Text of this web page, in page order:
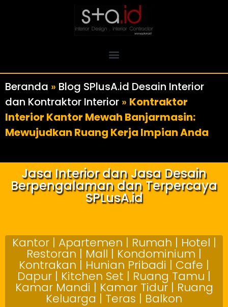
Beranda » Blog SPlusA.id Desain Interior
dan Kontraktor Interior » Kontraktor
Interior Kantor Mewah Banjarmasin:
Mewujudkan Ruang Kerja Impian Anda
Jasa Interior dan Jasa Desain
Berpengalaman dan Terpercaya
SPLusA.id
Kantor | Apartemen | Rumah | Hotel |
Restoran | Mall | Kondominium |
Kontrakan | Hunian Pribadi | Cafe |
Dapur | Kitchen Set | Ruang Tamu |
Kamar Mandi | Kamar Tidur | Ruang
Keluarga | Teras | Balkon